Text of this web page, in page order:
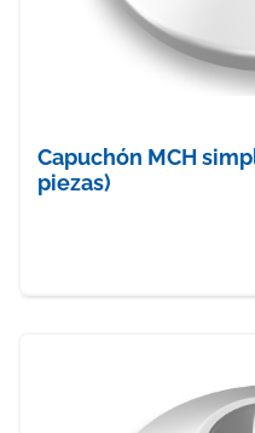
Capuchón MCH
piezas)